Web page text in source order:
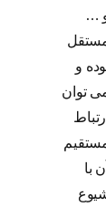
…
و
توان
ارتباط
آن با